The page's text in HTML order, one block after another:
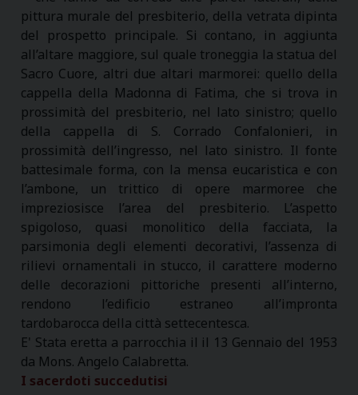
pittura murale del presbiterio, della vetrata dipinta
del prospetto principale. Si contano, in aggiunta
all’altare maggiore, sul quale troneggia la statua del
Sacro Cuore, altri due altari marmorei: quello della
cappella della Madonna di Fatima, che si trova in
prossimità del presbiterio, nel lato sinistro; quello
della cappella di S. Corrado Confalonieri, in
prossimità dell’ingresso, nel lato sinistro. Il fonte
battesimale forma, con la mensa eucaristica e con
l’ambone, un trittico di opere marmoree che
impreziosisce l’area del presbiterio. L’aspetto
spigoloso, quasi monolitico della facciata, la
parsimonia degli elementi decorativi, l’assenza di
rilievi ornamentali in stucco, il carattere moderno
delle decorazioni pittoriche presenti all’interno,
rendono l’edificio estraneo all’impronta
tardobarocca della città settecentesca.
E' Stata eretta a parrocchia il il 13 Gennaio del 1953
da Mons. Angelo Calabretta.
I sacerdoti succedutisi